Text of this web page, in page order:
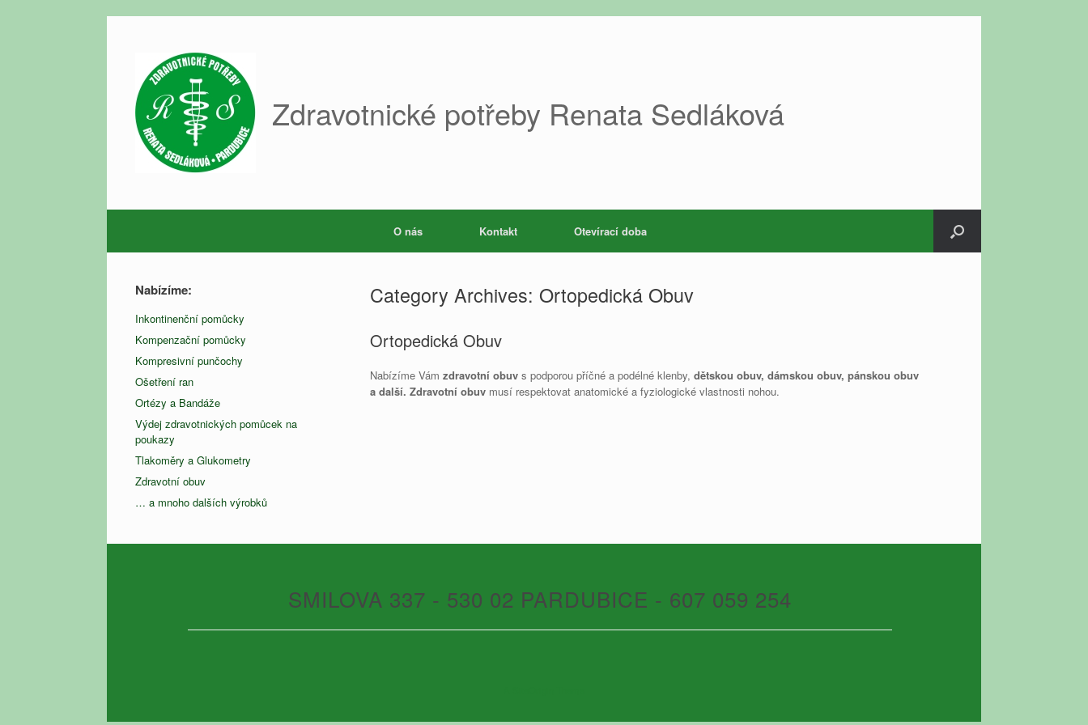
Zdravotnické potřeby Renata Sedláková
O nás Kontakt Otevírací doba
Category Archives: Ortopedická Obuv
Ortopedická Obuv
Nabízíme Vámzdravotní obuv s podporou příčné a podélné klenby,dětskou obuv, dámskou obuv, pánskou obuv
a další. Zdravotní obuv musí respektovat anatomické a fyziologické vlastnosti nohou.
Nabízíme:
Inkontinenční pomůcky
Kompenzační pomůcky
Kompresivní punčochy
Ošetření ran
Ortézy a Bandáže
Výdej zdravotnických pomůcek na
poukazy
Tlakoměry a Glukometry
Zdravotní obuv
… a mnoho dalších výrobků
SMILOVA 337 - 530 02 PARDUBICE - 607 059 254